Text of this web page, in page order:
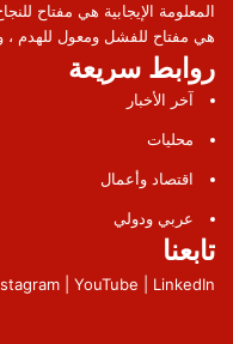
المعلومة الإيجابية هي مفتاح
هي مفتاح للفشل ومعول للهدم ،
روابط سريعة
آخر الأخبار
محليات
اقتصاد وأعمال
عربي ودولي
تابعنا
| YouTube | LinkedIn